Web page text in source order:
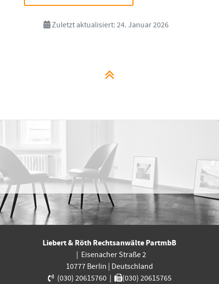
Zuletzt aktualisiert: 24. Januar 2026
Liebert & Röth Rechtsanwälte PartmbB
Eisenacher Straße 2
10777 Berlin
Deutschland
(030) 20615760| (030) 20615765